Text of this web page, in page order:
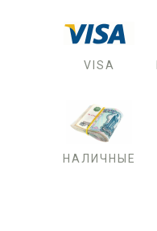
VISA
НАЛИЧНЫЕ